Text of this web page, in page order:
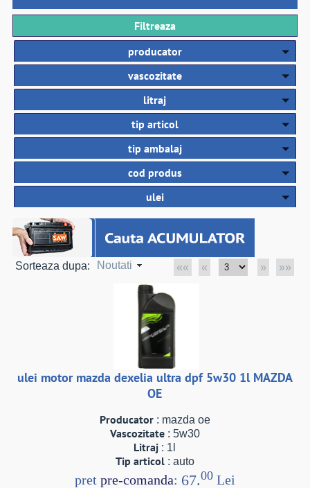
Filtreaza
producator
vascozitate
litraj
tip articol
tip ambalaj
cod produs
ulei
Sorteaza dupa: Noutati «« « » »»
ulei motor mazda dexelia ultra dpf 5w30 1l MAZDA
OE
Producator: mazda oe
Vascozitate: 5w30
Litraj : 1l
Tip articol: auto
pret pre-comanda: 67.00Lei